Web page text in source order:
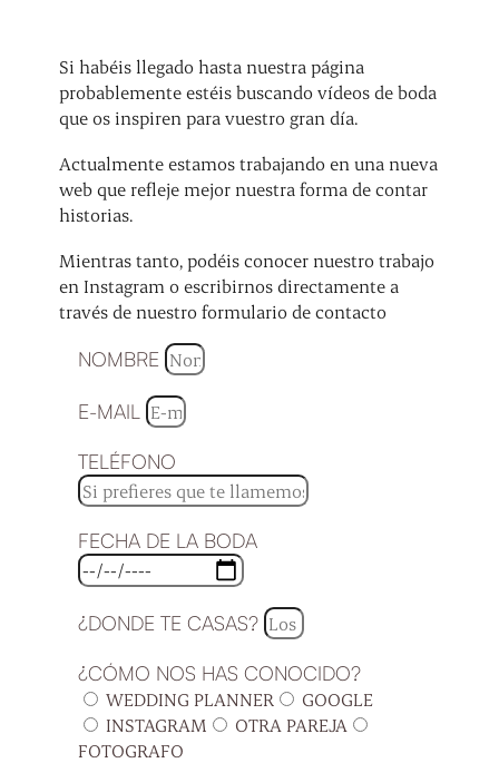
Si habéis llegado hasta nuestra página
probablemente estéis buscando vídeos de boda
que os inspiren para vuestro gran día.
Actualmente estamos trabajando en una nueva
web que refleje mejor nuestra forma de contar
historias.
Mientras tanto, podéis conocer nuestro trabajo
en Instagram o escribirnos directamente a
través de nuestro formulario de contacto
NOMBRE
E-MAIL
TELÉFONO
FECHA DE LA BODA
¿DONDE TE CASAS?
¿CÓMO NOS HAS CONOCIDO?
WEDDING PLANNER
GOOGLE
INSTAGRAM
OTRA PAREJA
FOTOGRAFO